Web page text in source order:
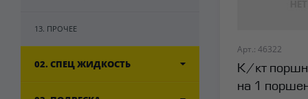
13. ПРОЧЕЕ
02. СПЕЦ ЖИДКОСТЬ
Арт.: 46322
К/кт
на 1